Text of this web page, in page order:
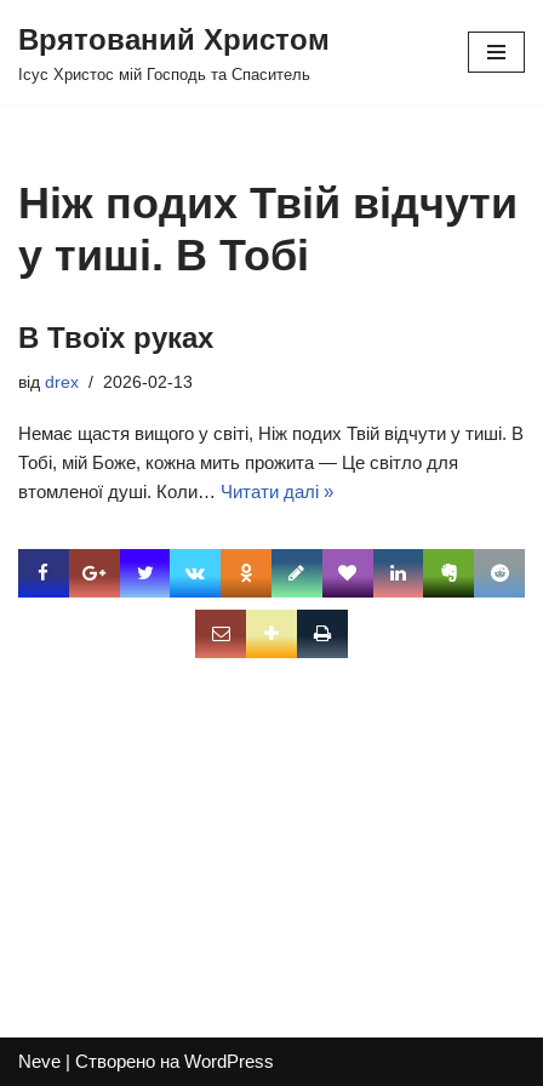
Перейти
Врятований Христом
Ісус Христос мій Господь та Спаситель
Ніж подих Твій відчути
у тиші. В Тобі
В Твоїх руках
від drex 2026-02-13
Немає щастя вищого у світі, Ніж подих Твій відчути у тиші. В
Тобі, мій Боже, кожна мить прожита — Це світло для
втомленої душі. Коли… Читати далі »
Neve | Створено на WordPress